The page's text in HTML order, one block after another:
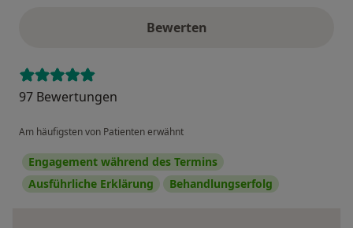
Bewerten
97 Bewertungen
Am häufigsten von Patienten erwähnt
Engagement während des Termins
Ausführliche Erklärung
Behandlungserfolg